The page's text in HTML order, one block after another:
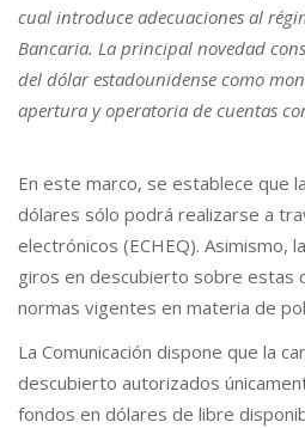
cual introduce adecuaciones al
Bancaria. La principal novedad
del dólar estadounidense como
apertura y operatoria de cuentas
En este marco, se establece que
dólares sólo podrá realizarse a
electrónicos (ECHEQ). Asimismo,
giros en descubierto sobre estas
normas vigentes en materia de
La Comunicación dispone que la
descubierto autorizados
fondos en dólares de libre